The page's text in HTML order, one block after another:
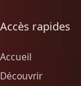
Accès rapides
Accueil
Découvrir